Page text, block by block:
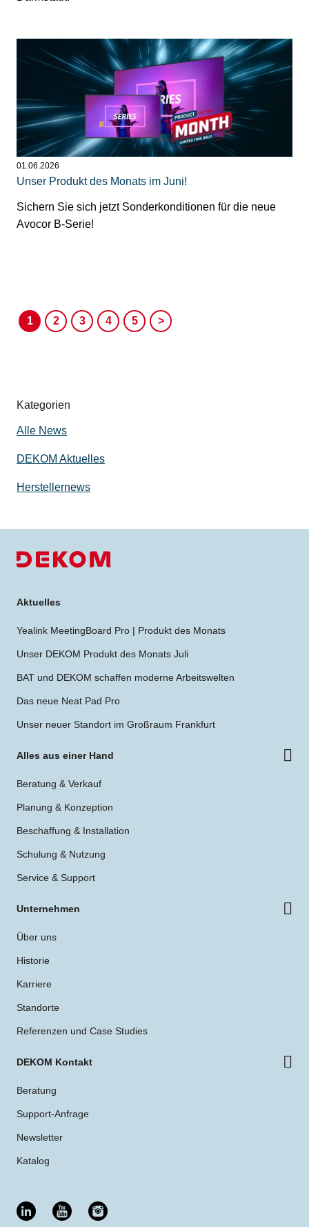
01.06.2026
Unser Produkt des Monats im Juni!
Sichern Sie sich jetzt Sonderkonditionen für die neue
Avocor B-Serie!
1 2 3 4 5 ˃
Kategorien
Alle News
DEKOM Aktuelles
Herstellernews
Aktuelles
Yealink MeetingBoard Pro | Produkt des Monats
Unser DEKOM Produkt des Monats Juli
BAT und DEKOM schaffen moderne Arbeitswelten
Das neue Neat Pad Pro
Unser neuer Standort im Großraum Frankfurt
Alles aus einer Hand
Beratung & Verkauf
Planung & Konzeption
Beschaffung & Installation
Schulung & Nutzung
Service & Support
Unternehmen
Über uns
Historie
Karriere
Standorte
Referenzen und Case Studies
DEKOM Kontakt
Beratung
Support-Anfrage
Newsletter
Katalog